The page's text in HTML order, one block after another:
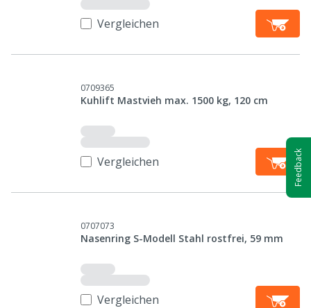
Vergleichen
0709365
Kuhlift Mastvieh max. 1500 kg, 120 cm
Vergleichen
0707073
Nasenring S-Modell Stahl rostfrei, 59 mm
Vergleichen
Feedback